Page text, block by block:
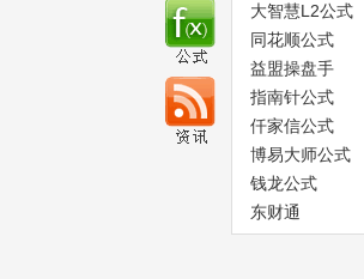
大智慧L2公式
同花顺公式
益盟操盘手
指南针公式
仟家信公式
博易大师公式
钱龙公式
东财通